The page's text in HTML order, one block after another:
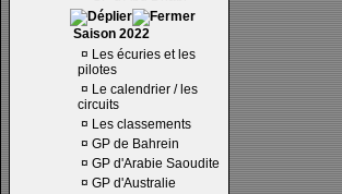
Saison 2022
¤ Les écuries et les
pilotes
¤ Le calendrier / les
circuits
¤ Les classements
¤ GP de Bahrein
¤ GP d'Arabie Saoudite
¤ GP d'Australie